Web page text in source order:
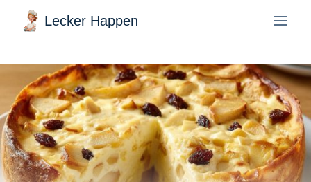
Zum
Inhalt
springen
Lecker Happen